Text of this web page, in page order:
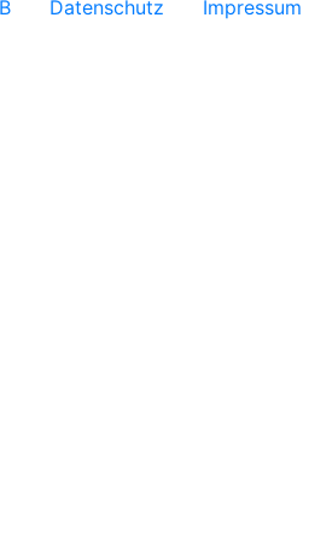
Datenschutz Impressum